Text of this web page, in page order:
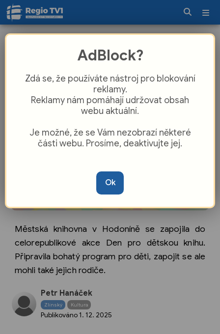
a divadlo pro malé návštěvníky
Městská knihovna v Hodoníně se zapojila do
celorepublikové akce Den pro dětskou knihu.
Připravila bohatý program pro děti, zapojit se ale
mohli také jejich rodiče.
Petr Hanáček
Zlínský Kultura
Publikováno 1. 12. 2025
AdBlock?
Zdá se, že používáte nástroj pro blokování
reklamy.
Reklamy nám pomáhají udržovat obsah
webu aktuální.
Je možné, že se Vám nezobrazí některé
části webu. Prosíme, deaktivujte jej.
Ok